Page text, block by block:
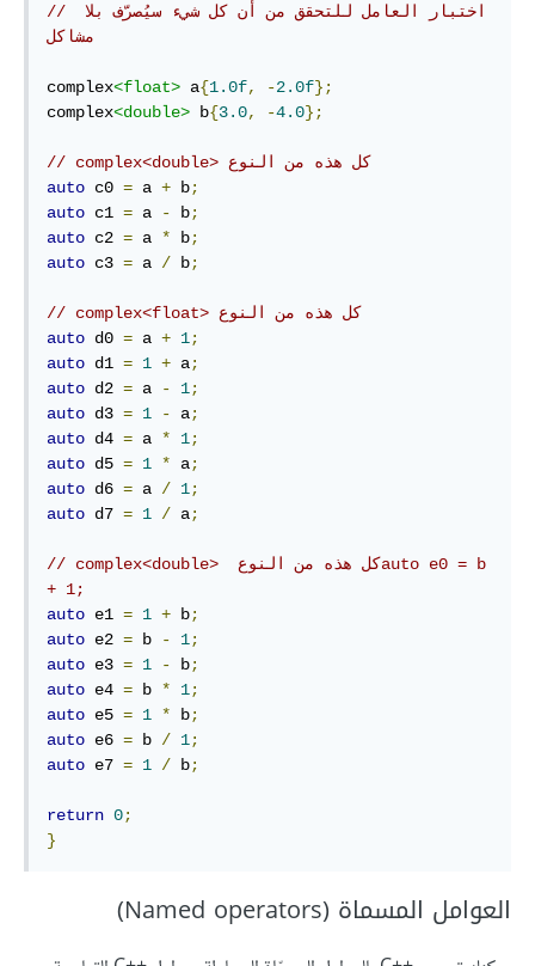
// اختبار العامل للتحقق من أن كل شيء سيُصرّف بلا
مشاكل
complex<float> a{1.0f, -2.0f};
complex<double> b{3.0, -4.0};
// complex<double> كل هذه من النوع
auto c0 = a + b;
auto c1 = a - b;
auto c2 = a * b;
auto c3 = a / b;
// complex<float> كل هذه من النوع
auto d0 = a + 1;
auto d1 = 1 + a;
auto d2 = a - 1;
auto d3 = 1 - a;
auto d4 = a * 1;
auto d5 = 1 * a;
auto d6 = a / 1;
auto d7 = 1 / a;
// complex<double>  كل هذه من النوعauto e0 = b
+ 1;
auto e1 = 1 + b;
auto e2 = b - 1;
auto e3 = 1 - b;
auto e4 = b * 1;
auto e5 = 1 * b;
auto e6 = b / 1;
auto e7 = 1 / b;
return 0;
}
العوامل المسماة (Named operators)